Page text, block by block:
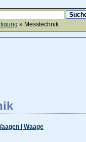
» Messtechnik
| Waage